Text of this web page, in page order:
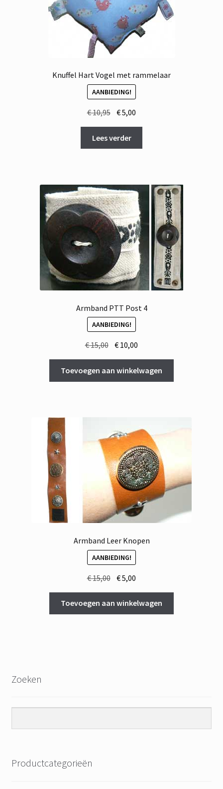
Knuffel Hart Vogel met rammelaar
AANBIEDING!
€10,95 Oorspronkelijke
was:
€ 10,95.
€5,00
€ 5,00.
Lees verder
Armband PTT Post 4
AANBIEDING!
€15,00 Oorspronkelijke
prijs
was:
€ 15,00.
€ 10,00
prijs
is:
€ 10,00.
Toevoegen aan winkelwagen
Armband Leer Knopen
AANBIEDING!
€15,00 Oorspronkelijke
was:
€ 15,00.
€5,00
is:
€ 5,00.
Toevoegen aan winkelwagen
Zoeken
Productcategorieën